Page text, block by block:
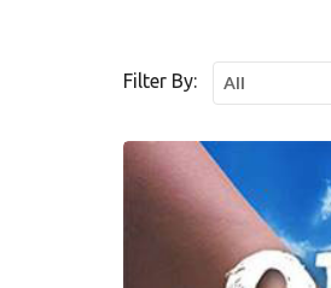
Filter By: All